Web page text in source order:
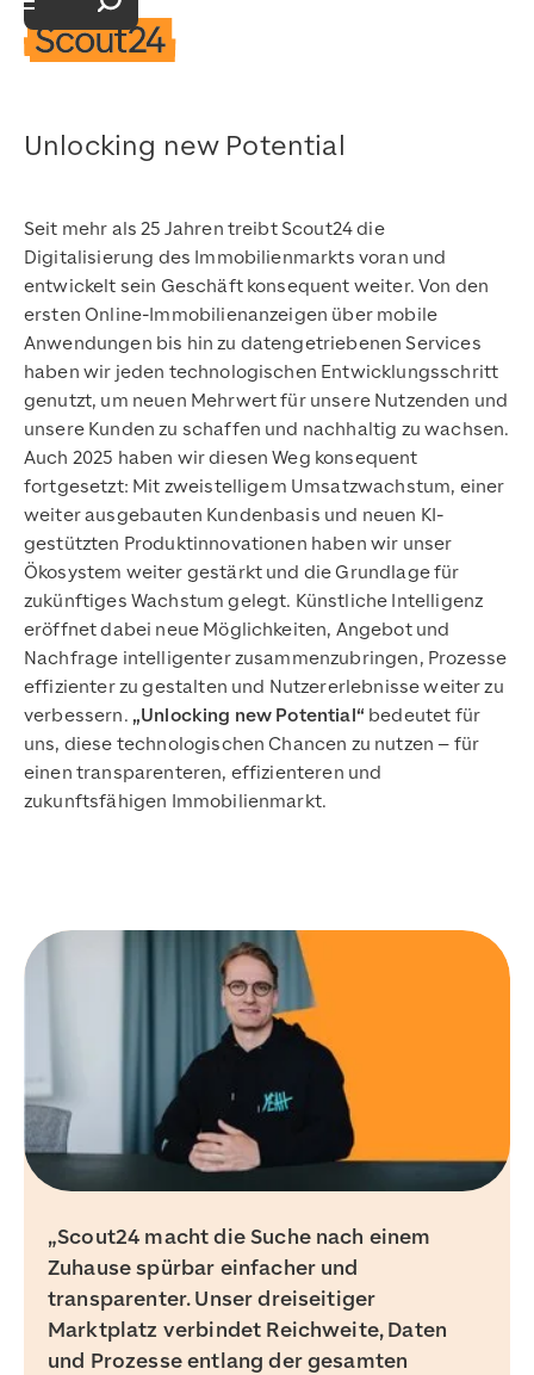
Hauptnavigation öffnen
Suchfeld öffnen
Unlocking new Potential
Seit mehr als 25 Jahren treibt Scout24 die
Digitalisierung des Immobilienmarkts voran und
entwickelt sein Geschäft konsequent weiter. Von den
ersten Online-Immobilienanzeigen über mobile
Anwendungen bis hin zu datengetriebenen Services
haben wir jeden technologischen Entwicklungsschritt
genutzt, um neuen Mehrwert für unsere Nutzenden und
unsere Kunden zu schaffen und nachhaltig zu wachsen.
Auch 2025 haben wir diesen Weg konsequent
fortgesetzt: Mit zweistelligem Umsatzwachstum, einer
weiter ausgebauten Kundenbasis und neuen KI-
gestützten Produktinnovationen haben wir unser
Ökosystem weiter gestärkt und die Grundlage für
zukünftiges Wachstum gelegt. Künstliche Intelligenz
eröffnet dabei neue Möglichkeiten, Angebot und
Nachfrage intelligenter zusammenzubringen, Prozesse
effizienter zu gestalten und Nutzererlebnisse weiter zu
verbessern. „Unlocking new Potential“ bedeutet für
uns, diese technologischen Chancen zu nutzen – für
einen transparenteren, effizienteren und
zukunftsfähigen Immobilienmarkt.
Scout24 macht die Suche nach einem
Zuhause spürbar einfacher und
transparenter. Unser dreiseitiger
Marktplatz verbindet Reichweite, Daten
und Prozesse entlang der gesamten